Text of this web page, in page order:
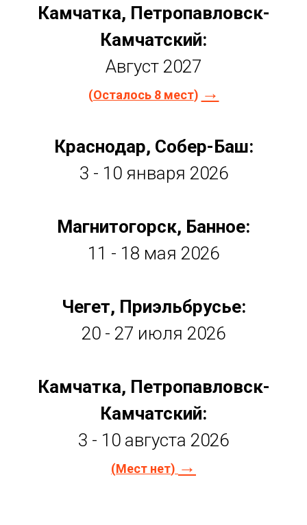
Камчатка, Петропавловск-
Камчатский:
Август 2027
(Осталось 8 мест) →
Краснодар, Собер-Баш:
3 - 10 января 2026
Магнитогорск, Банное:
11 - 18 мая 2026
Чегет, Приэльбрусье:
20 - 27 июля 2026
Камчатка, Петропавловск-
Камчатский:
3 - 10 августа 2026
(Мест нет) →